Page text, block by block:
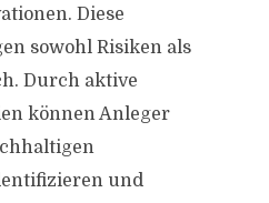
Diese
sowohl Risiken als
Durch aktive
können Anleger
und